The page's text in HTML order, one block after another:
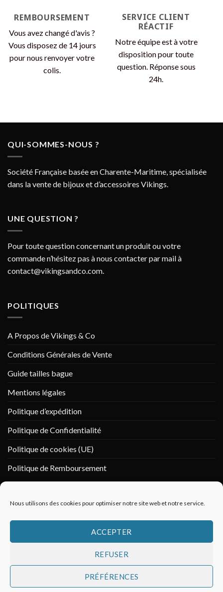
Nous utilisons des cookies pour optimiser notre site web et notre service.
ACCEPTER
REFUSER
PRÉFÉRENCES
REMBOURSEMENT
Vous avez changé d'avis ?
Vous disposez de 14 jours
pour nous renvoyer votre
colis.
SERVICE CLIENT
RÉACTIF
Notre équipe est à votre
disposition pour toute
question. Réponse sous
24h.
QUI-SOMMES-NOUS ?
Société Française basée en Charente-Maritime, spécialisée
dans la vente de bijoux et d’accessoires Vikings.
UNE QUESTION ?
Pour toute question concernant un produit ou votre
commande n’hésitez pas à nous contacter par mail à
contact@vikingsandco.com.
POLITIQUES
A Propos de Vikings & Co
Conditions Générales de Vente
Guide tailles bague
Mentions légales
Politique d’expédition
Politique de Confidentialité
Politique de cookies (UE)
Politique de Remboursement